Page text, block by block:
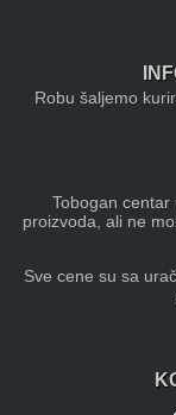
Robu šaljemo
Tobogan centar
proizvoda, ali ne
Sve cene su sa